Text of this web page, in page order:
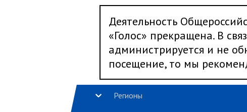
Деятельность
«Голос» прекращена. В
администрируется и не
посещение, то мы
Регионы